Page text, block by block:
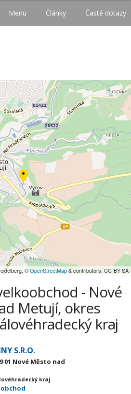
Menu Články Časté dotazy
©OpenStreetMap& contributors, CC-BY-SA
- Nové
Metují, okres
kraj
S.R.O.
01 Nové Město nad
kraj